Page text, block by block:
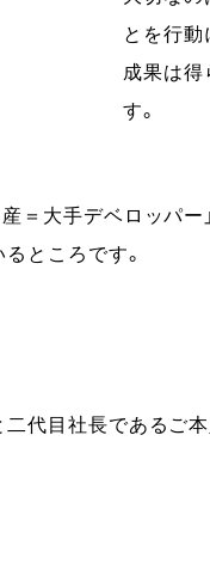
とを行動
成果は得
す。
＝大手デベロッパ
ところです。
代目社長であるご